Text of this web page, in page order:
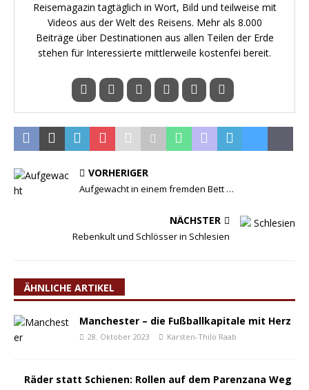
Reisemagazin tagtäglich in Wort, Bild und teilweise mit
Videos aus der Welt des Reisens. Mehr als 8.000
Beiträge über Destinationen aus allen Teilen der Erde
stehen für Interessierte mittlerweile kostenfei bereit.
VORHERIGER
Aufgewacht in einem fremden Bett …
NÄCHSTER
Rebenkult und Schlösser in Schlesien
ÄHNLICHE ARTIKEL
Manchester – die Fußballkapitale mit Herz
28. Oktober 2023 Karsten-Thilo Raab
Räder statt Schienen: Rollen auf dem Parenzana Weg